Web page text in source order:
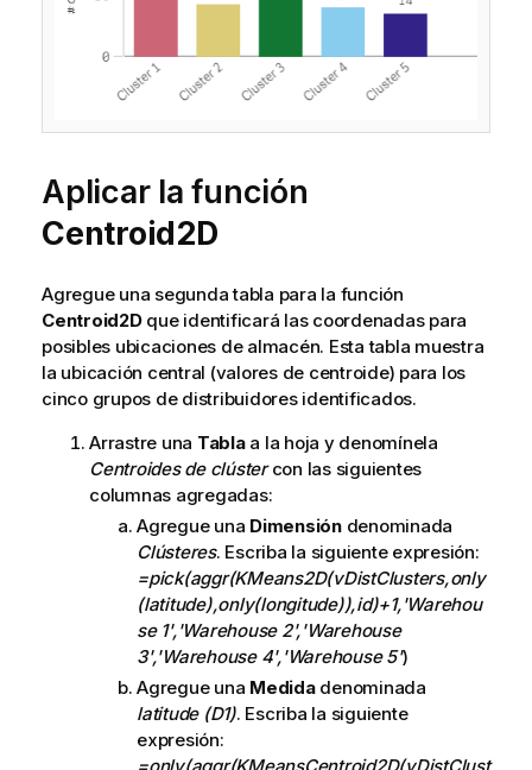
Aplicar la función
Centroid2D
Agregue una segunda tabla para la función
Centroid2Dque identificará las coordenadas para
posibles ubicaciones de almacén. Esta tabla muestra
la ubicación central (valores de centroide) para los
cinco grupos de distribuidores identificados.
Arrastre una Tablaa la hoja y denomínela
Centroides de clústercon las siguientes
columnas agregadas:
Agregue una Dimensióndenominada
Clústeres. Escriba la siguiente expresión:
=pick(aggr(KMeans2D(vDistClusters,only
(latitude),only(longitude)),id)+1,'Warehou
se 1','Warehouse 2','Warehouse
3','Warehouse 4','Warehouse 5')
Agregue una Medidadenominada
latitude (D1). Escriba la siguiente
expresión: